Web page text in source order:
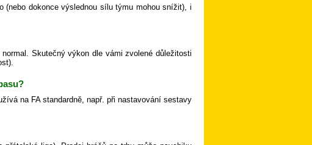
dokonce výslednou sílu týmu mohou snížit), i
Skutečný výkon dle vámi zvolené důležitosti
na FA standardně, např. při nastavování sestavy